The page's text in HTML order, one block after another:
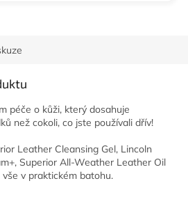
péče o kůži, který dosahuje
než cokoli, co jste používali dřív!
Leather Cleansing Gel, Lincoln
Superior All-Weather Leather Oil
v praktickém batohu.